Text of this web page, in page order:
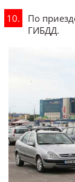
По
ГИБДД.